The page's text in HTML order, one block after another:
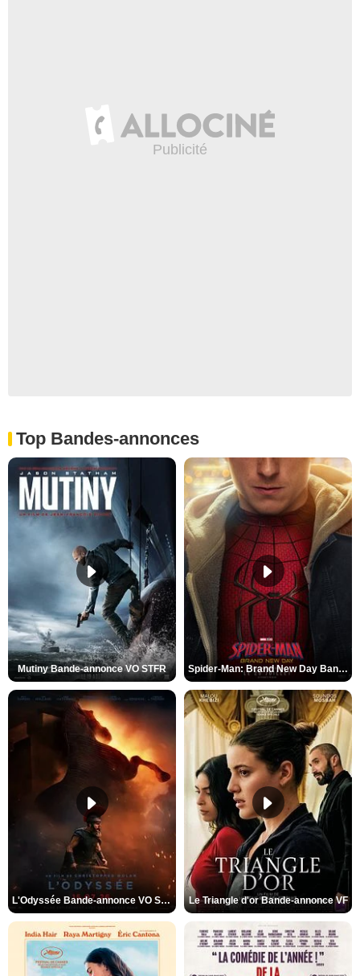
Top Bandes-annonces
Mutiny Bande-annonce VO STFR Spider-Man: Brand New Day Bande-annonce VO STFR
L'Odyssée Bande-annonce VO STFR Le Triangle d'or Bande-annonce VF